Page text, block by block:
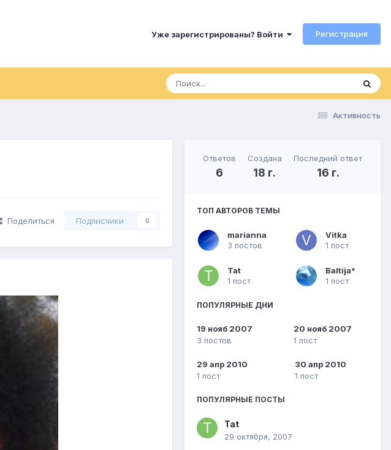
Уже зарегистрированы? Войти Регистрация
Активность
Поделиться Подписчики 0
Ответов
6
Создана
18 г.
Последний ответ
16 г.
ТОП АВТОРОВ ТЕМЫ
marianna
3 постов
Vitka
1 пост
Tat
1 пост
Baltija*
1 пост
ПОПУЛЯРНЫЕ ДНИ
19 нояб 2007
3 постов
20 нояб 2007
1 пост
29 апр 2010
1 пост
30 апр 2010
1 пост
ПОПУЛЯРНЫЕ ПОСТЫ
Tat
29 октября, 2007